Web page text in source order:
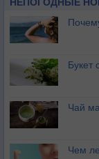
НЕПОГОДНЫЕ
Букет
Чай
Чем